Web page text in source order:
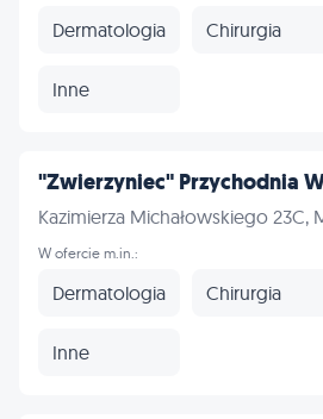
Dermatologia Chirurgia
Inne
"Zwierzyniec" Przychodnia
Kazimierza Michałowskiego 23C,
W ofercie m.in.:
Dermatologia Chirurgia
Inne